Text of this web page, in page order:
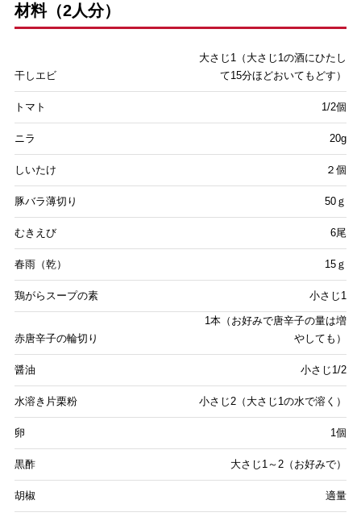
材料（2人分）
干しエビ
大さじ1（大さじ1の酒にひたし
て15分ほどおいてもどす）
トマト 1/2個
ニラ 20g
しいたけ ２個
豚バラ薄切り 50ｇ
むきえび 6尾
春雨（乾） 15ｇ
鶏がらスープの素 小さじ1
赤唐辛子の輪切り
1本（お好みで唐辛子の量は増
やしても）
醤油 小さじ1/2
水溶き片栗粉 小さじ2（大さじ1の水で溶く）
卵 1個
黒酢 大さじ1～2（お好みで）
胡椒 適量